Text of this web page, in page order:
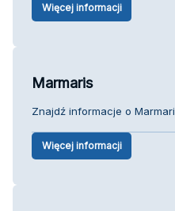
Więcej informacji
Marmaris
Znajdź informacje o
Więcej informacji